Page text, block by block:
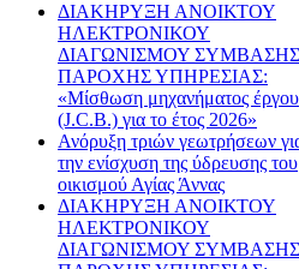
ΔΙΑΚΗΡΥΞΗ ΑΝΟΙΚΤΟΥ
ΗΛΕΚΤΡΟΝΙΚΟΥ
ΔΙΑΓΩΝΙΣΜΟΥ ΣΥΜΒΑΣΗΣ
ΠΑΡΟΧΗΣ ΥΠΗΡΕΣΙΑΣ:
«Μίσθωση μηχανήματος έργου
(J.C.B.) για το έτος 2026»
Ανόρυξη τριών γεωτρήσεων
την ενίσχυση της ύδρευσης του
οικισμού Αγίας Άννας
ΔΙΑΚΗΡΥΞΗ ΑΝΟΙΚΤΟΥ
ΗΛΕΚΤΡΟΝΙΚΟΥ
ΔΙΑΓΩΝΙΣΜΟΥ ΣΥΜΒΑΣΗΣ